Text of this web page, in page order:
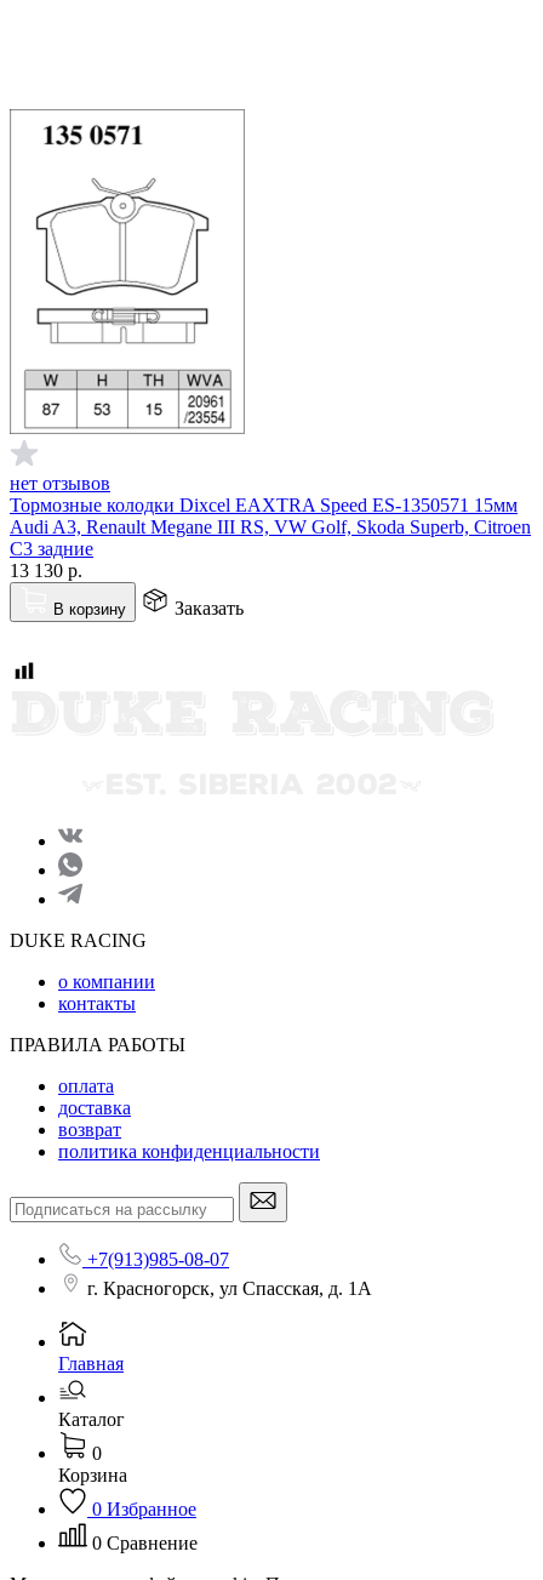
нет отзывов
Тормозные колодки Dixcel EAXTRA Speed ES-1350571 15мм
Audi A3, Renault Megane III RS, VW Golf, Skoda Superb, Citroen
C3 задние
13 130 р.
В корзину Заказать
DUKE RACING
о компании
контакты
ПРАВИЛА РАБОТЫ
оплата
доставка
возврат
политика конфиденциальности
+7(913)985-08-07
г. Красногорск, ул Спасская, д. 1А
Главная
Каталог
0
Корзина
0 Избранное
0 Сравнение